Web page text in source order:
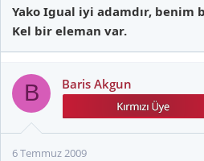
yönetimden.
Yako Igual iyi adamdır,
Kel bir eleman var.
B Baris Akgun
6 Temmuz 2009